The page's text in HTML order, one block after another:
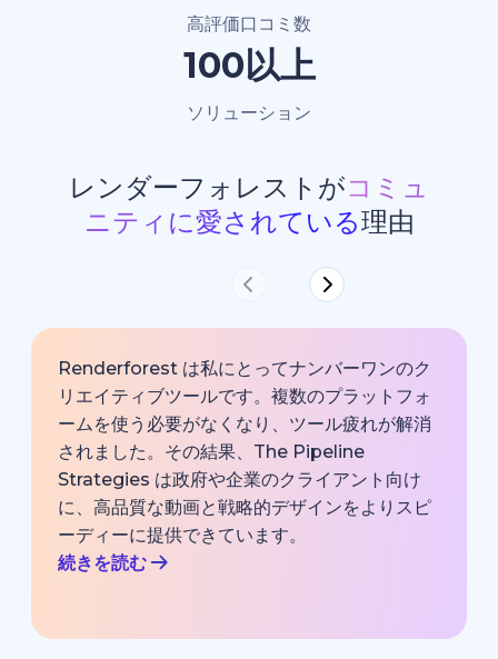
高評価口コミ数
100以上
ソリューション
レンダーフォレストがコミュ
ニティに愛されている理由
Renderforest は私にとってナンバーワンのク
リエイティブツールです。複数のプラットフォ
ームを使う必要がなくなり、ツール疲れが解消
されました。その結果、The Pipeline
Strategies は政府や企業のクライアント向け
に、高品質な動画と戦略的デザインをよりスピ
ーディーに提供できています。
続きを読む